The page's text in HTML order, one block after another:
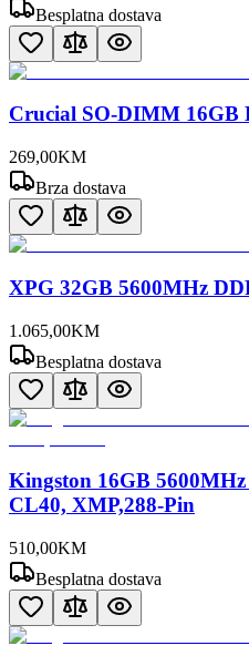
Besplatna dostava
Crucial SO-DIMM 16GB
269,00KM
Brza dostava
XPG 32GB 5600MHz
1.065,00KM
Besplatna dostava
Kingston 16GB
CL40, XMP,288-Pin
510,00KM
Besplatna dostava